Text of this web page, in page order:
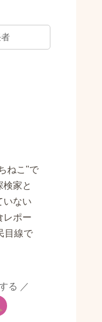
ねこ"で
家と
いない
レポー
目線で
る